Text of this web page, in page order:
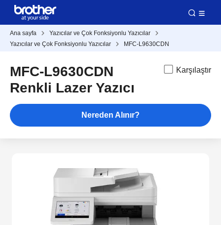
Ana sayfa
Yazıcılar ve Çok Fonksiyonlu Yazıcılar
Yazıcılar ve Çok Fonksiyonlu Yazıcılar
MFC-L9630CDN
MFC-L9630CDN
Renkli Lazer Yazıcı
Karşılaştır
Nereden Alınır?